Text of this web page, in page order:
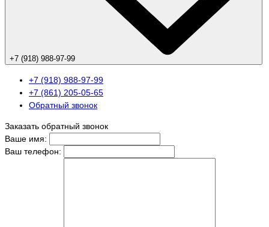
+7 (918) 988-97-99
+7 (918) 988-97-99
+7 (861) 205-05-65
Обратный звонок
Заказать обратный звонок
Ваше имя:
Ваш телефон: